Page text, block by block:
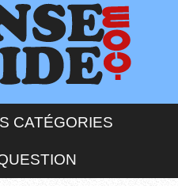
CATÉGORIES